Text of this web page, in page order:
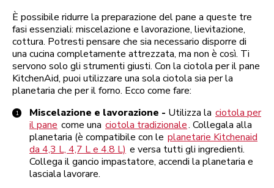
È possibile ridurre la preparazione del pane a queste tre
fasi essenziali: miscelazione e lavorazione, lievitazione,
cottura. Potresti pensare che sia necessario disporre di
una cucina completamente attrezzata, ma non è così. Ti
servono solo gli strumenti giusti. Con la ciotola per il pane
KitchenAid, puoi utilizzare una sola ciotola sia per la
planetaria che per il forno. Ecco come fare:
Miscelazione e lavorazione - Utilizza la ciotola per
il pane come una ciotola tradizionale. Collegala alla
planetaria (è compatibile con le planetarie Kitchenaid
da 4,3 L, 4,7 L e 4.8 L) e versa tutti gli ingredienti.
Collega il gancio impastatore, accendi la planetaria e
lasciala lavorare.